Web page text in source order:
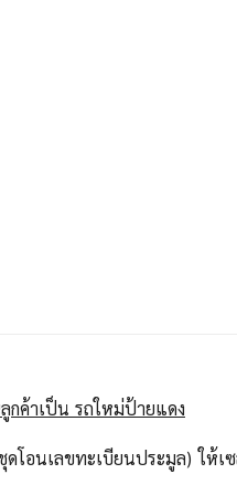
กค้าเป็น รถใหม่ป้ายแดง
ดโอนเลขทะเบียนประมูล) ให้